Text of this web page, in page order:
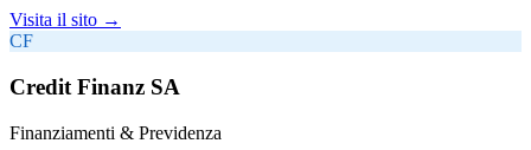
Visita il sito →
CF
Credit Finanz SA
Finanziamenti & Previdenza